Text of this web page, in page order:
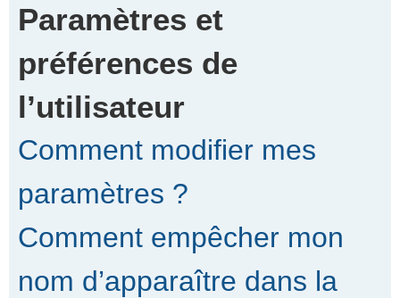
Paramètres et
préférences de
l’utilisateur
Comment modifier mes
paramètres ?
Comment empêcher mon
nom d’apparaître dans la